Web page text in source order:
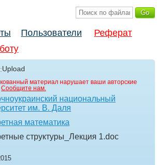
Пользователи
Реферат
Upload
материал нарушает ваши авторские
Сообщите нам.
национальный
им. В. Даля
математика
структуры_Лекция 1.doc